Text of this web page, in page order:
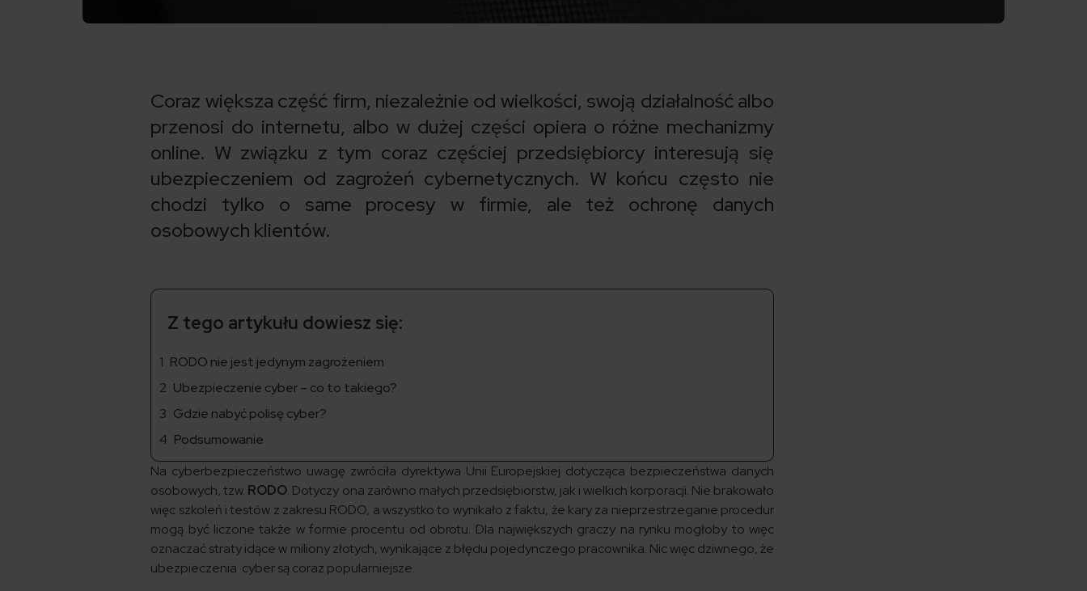
Coraz większa część firm, niezależnie od wielkości, swoją działalność albo
przenosi do internetu, albo w dużej części opiera o różne mechanizmy
online. W związku z tym coraz częściej przedsiębiorcy interesują się
ubezpieczeniem od zagrożeń cybernetycznych. W końcu często nie
chodzi tylko o same procesy w firmie, ale też ochronę danych
osobowych klientów.
Z tego artykułu dowiesz się:
RODO nie jest jedynym zagrożeniem
Ubezpieczenie cyber – co to takiego?
Gdzie nabyć polisę cyber?
Podsumowanie
Na cyberbezpieczeństwo uwagę zwróciła dyrektywa Unii Europejskiej dotycząca bezpieczeństwa danych
osobowych, tzw. RODO. Dotyczy ona zarówno małych przedsiębiorstw, jak i wielkich korporacji. Nie brakowało
więc szkoleń i testów z zakresu RODO, a wszystko to wynikało z faktu, że kary za nieprzestrzeganie procedur
mogą być liczone także w formie procentu od obrotu. Dla największych graczy na rynku mogłoby to więc
oznaczać straty idące w miliony złotych, wynikające z błędu pojedynczego pracownika. Nic więc dziwnego, że
ubezpieczenia cyber są coraz popularniejsze.